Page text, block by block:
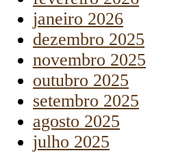
janeiro 2026
dezembro 2025
novembro 2025
outubro 2025
setembro 2025
agosto 2025
julho 2025